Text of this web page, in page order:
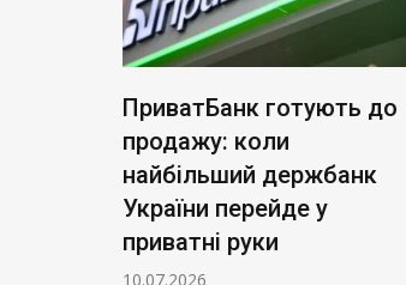
ПриватБанк готують до
продажу: коли
найбільший держбанк
України перейде у
приватні руки
10.07.2026